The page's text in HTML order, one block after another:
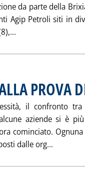
da parte della
Agip Petroli siti in
PROVA
il confronto
aziende si è
cominciato.
dalle org...